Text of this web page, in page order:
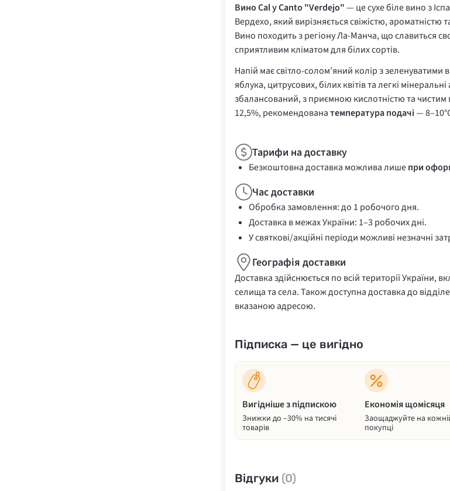
Вино Cal y Canto "Verdejo"— це сухе біле вино з
Вердехо, який вирізняється свіжістю,
Вино походить з регіону Ла-Манча, що славиться
сприятливим кліматом для білих сортів.
Напій має світло-солом’яний колір з зеленуватими
яблука, цитрусових, білих квітів та легкі
збалансований, з приємною кислотністю та чистим
12,5%, рекомендованатемпература подачі—
Тарифи на доставку
Безкоштовна доставка можлива лишепри
Час доставки
Обробка замовлення: до 1 робочого дня.
Доставка в межах України: 1–3 робочих дні.
У святкові/акційні періоди можливі незначні
Географія доставки
Доставка здійснюється по всій території України,
селища та села. Також доступна доставка до
вказаною адресою.
Підписка — це вигідно
Вигідніше з підпискою
Знижки до –30% на тисячі
товарів
Економія щомісяця
Заощаджуйте на
покупці
Відгуки (0)